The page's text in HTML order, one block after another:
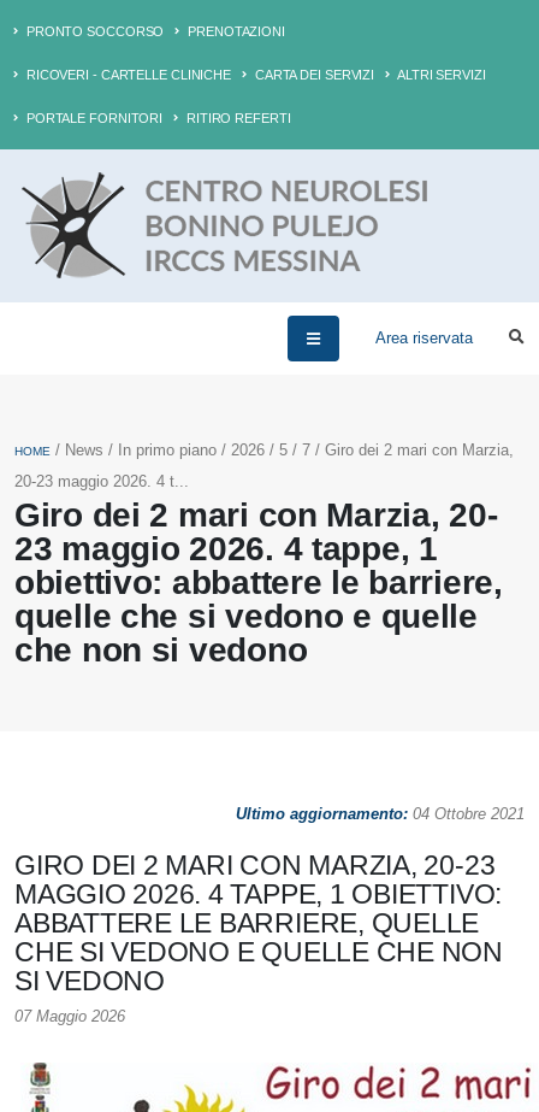
PRONTO SOCCORSO PRENOTAZIONI
RICOVERI - CARTELLE CLINICHE CARTA DEI SERVIZI ALTRI SERVIZI
PORTALE FORNITORI RITIRO REFERTI
Area riservata
Giro dei 2 mari con Marzia, 20-
23 maggio 2026. 4 tappe, 1
obiettivo: abbattere le barriere,
quelle che si vedono e quelle
che non si vedono
HOME / News / In primo piano / 2026 / 5 / 7 / Giro dei 2 mari con Marzia,
20-23 maggio 2026. 4 t...
Ultimo aggiornamento: 04 Ottobre 2021
GIRO DEI 2 MARI CON MARZIA, 20-23
MAGGIO 2026. 4 TAPPE, 1 OBIETTIVO:
ABBATTERE LE BARRIERE, QUELLE
CHE SI VEDONO E QUELLE CHE NON
SI VEDONO
07 Maggio 2026